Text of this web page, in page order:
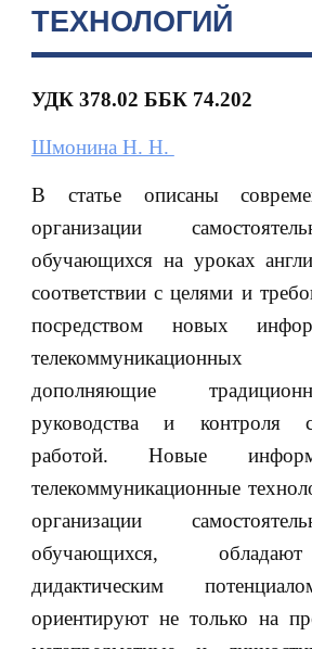
ТЕХНОЛОГИЙ
УДК 378.02 ББК 74.202
Шмонина Н. Н.
В статье описаны
организации
обучающихся на уроках
соответствии с целями и
посредством новых
телекоммуникационных
дополняющие
руководства и контроля
работой. Новые
телекоммуникационные
организации
обучающихся,
дидактическим
ориентируют не только на